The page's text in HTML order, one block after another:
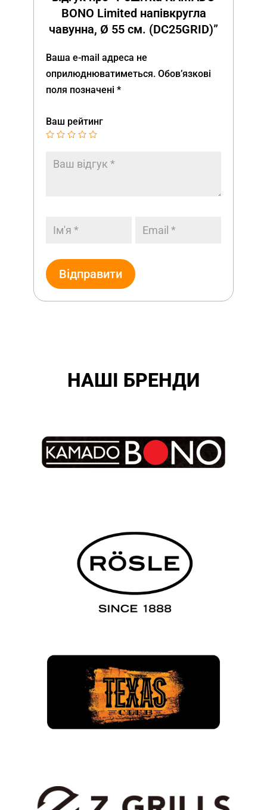
BONO Limited напівкругла
чавунна, Ø 55 см. (DC25GRID)”
Ваша e-mail адреса не
оприлюднюватиметься. Обов’язкові
поля позначені *
Ваш рейтинг
Відправити
НАШІ БРЕНДИ